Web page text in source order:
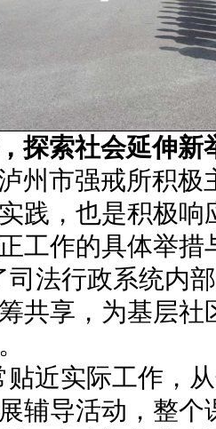
探索社会延伸新
州市强戒所积
践，也是积极
工作的具体举措
司法行政系统内
共享，为基层
贴近实际工作，
辅导活动，整